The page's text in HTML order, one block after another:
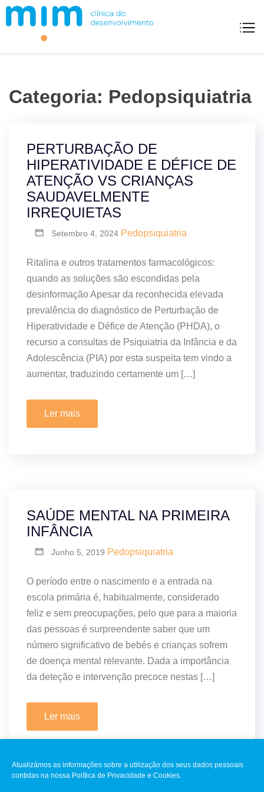
Atualizámos as informações sobre a utilização dos seus dados pessoais
contidas na nossa Política de Privacidade e Cookies.
Skip
Categoria: Pedopsiquiatria
PERTURBAÇÃO DE
HIPERATIVIDADE E DÉFICE DE
ATENÇÃO VS CRIANÇAS
SAUDAVELMENTE
IRREQUIETAS
Setembro 4, 2024 Pedopsiquiatria
Ritalina e outros tratamentos farmacológicos:
quando as soluções são escondidas pela
desinformação Apesar da reconhecida elevada
prevalência do diagnóstico de Perturbação de
Hiperatividade e Défice de Atenção (PHDA), o
recurso a consultas de Psiquiatria da Infância e da
Adolescência (PIA) por esta suspeita tem vindo a
aumentar, traduzindo certamente um […]
Ler mais
SAÚDE MENTAL NA PRIMEIRA
INFÂNCIA
Junho 5, 2019 Pedopsiquiatria
O período entre o nascimento e a entrada na
escola primária é, habitualmente, considerado
feliz e sem preocupações, pelo que para a maioria
das pessoas é surpreendente saber que um
número significativo de bebés e crianças sofrem
de doença mental relevante. Dada a importância
da deteção e intervenção precoce nestas […]
Ler mais